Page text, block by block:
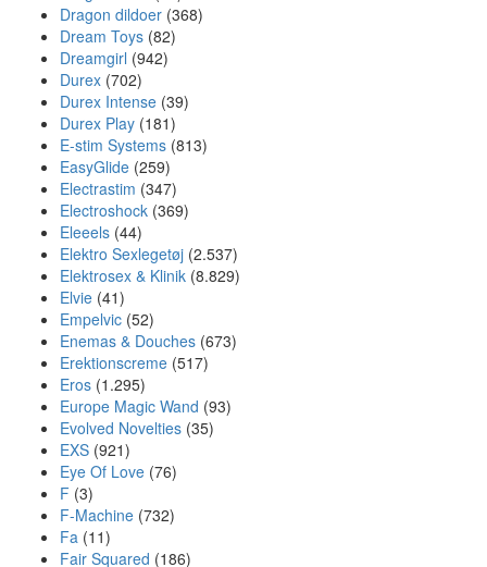
Dragon dildoer (368)
Dream Toys (82)
Dreamgirl (942)
Durex (702)
Durex Intense (39)
Durex Play (181)
E-stim Systems (813)
EasyGlide (259)
Electrastim (347)
Electroshock (369)
Eleeels (44)
Elektro Sexlegetøj (2.537)
Elektrosex & Klinik (8.829)
Elvie (41)
Empelvic (52)
Enemas & Douches (673)
Erektionscreme (517)
Eros (1.295)
Europe Magic Wand (93)
Evolved Novelties (35)
EXS (921)
Eye Of Love (76)
F (3)
F-Machine (732)
Fa (11)
Fair Squared (186)